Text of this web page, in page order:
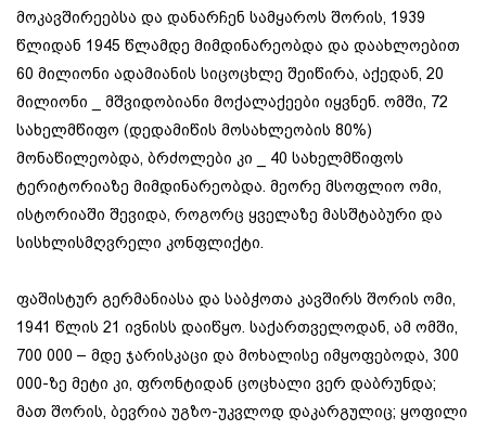
მოკავშირეებსა და დანარჩენ სამყაროს შორის, 1939
წლიდან 1945 წლამდე მიმდინარეობდა და დაახლოებით
60 მილიონი ადამიანის სიცოცხლე შეიწირა, აქედან, 20
მილიონი _ მშვიდობიანი მოქალაქეები იყვნენ. ომში, 72
სახელმწიფო (დედამიწის მოსახლეობის 80%)
მონაწილეობდა, ბრძოლები კი _ 40 სახელმწიფოს
ტერიტორიაზე მიმდინარეობდა. მეორე მსოფლიო ომი,
ისტორიაში შევიდა, როგორც ყველაზე მასშტაბური და
სისხლისმღვრელი კონფლიქტი.
ფაშისტურ გერმანიასა და საბჭოთა კავშირს შორის ომი,
1941 წლის 21 ივნისს დაიწყო. საქართველოდან, ამ ომში,
700 000 – მდე ჯარისკაცი და მოხალისე იმყოფებოდა, 300
000-ზე მეტი კი, ფრონტიდან ცოცხალი ვერ დაბრუნდა;
მათ შორის, ბევრია უგზო-უკვლოდ დაკარგულიც; ყოფილი